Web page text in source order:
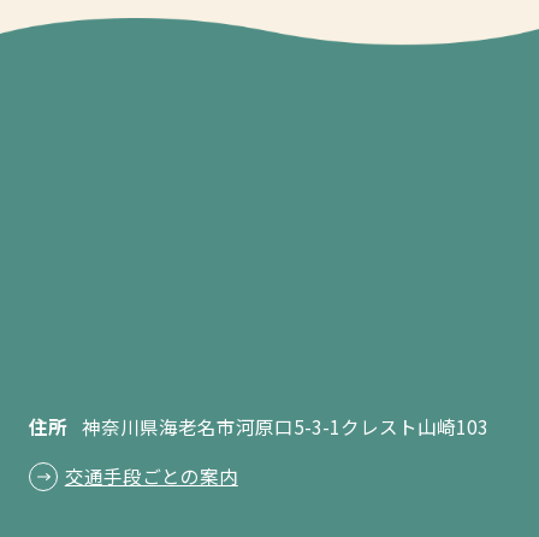
住所 神奈川県海老名市河原口5-3-1クレスト山崎103
交通手段ごとの案内